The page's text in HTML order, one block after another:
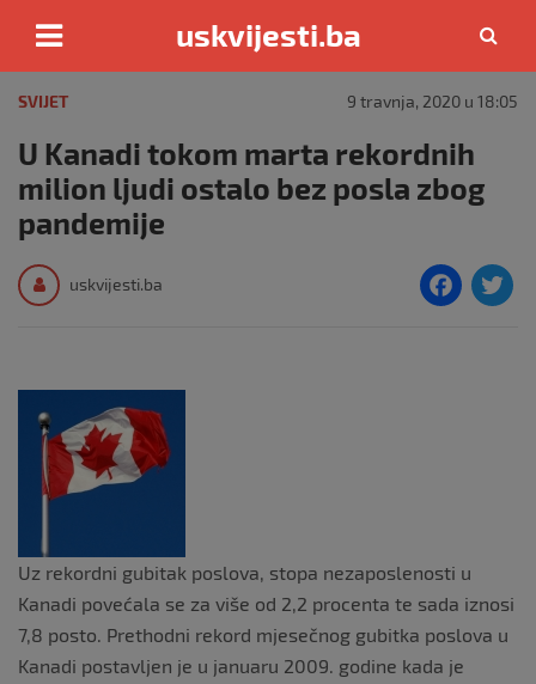
content
uskvijesti.ba
SVIJET 9 travnja, 2020 u 18:05
U Kanadi tokom marta rekordnih
milion ljudi ostalo bez posla zbog
pandemije
uskvijesti.ba
F
Uz rekordni gubitak poslova, stopa nezaposlenosti u
Kanadi povećala se za više od 2,2 procenta te sada iznosi
7,8 posto. Prethodni rekord mjesečnog gubitka poslova u
Kanadi postavljen je u januaru 2009. godine kada je